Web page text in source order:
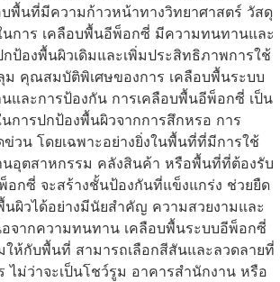
บพื้นที่มีความก้าวหน้าทางวิทยาศาสตร์ วัสดุ
นการ เคลือบพื้นอีพ็อกซี่ มีความทนทานและ
ป้องพื้นผิวเดิมและเพิ่มประสิทธิภาพการใช้
ม คุณสมบัติพิเศษของการ เคลือบพื้นระบบ
และการป้องกัน การเคลือบพื้นอีพ็อกซี่ เป็น
การปกป้องพื้นผิวจากการสึกหรอ การ
วน โดยเฉพาะอย่างยิ่งในพื้นที่ที่มีการใช้
นอุตสาหกรรม คลังสินค้า หรือพื้นที่ที่ต้องรับ
กซี่ จะสร้างชั้นป้องกันที่แข็งแกร่ง ช่วยยืด
นผิวได้อย่างมีนัยสำคัญ ความสวยงามและ
จากความทนทาน เคลือบพื้นระบบอีพ็อกซี่
ให้กับพื้นที่ สามารถเลือกสีสันและลวดลายที่
ไม่ว่าจะเป็นโชว์รูม อาคารสำนักงาน หรือ